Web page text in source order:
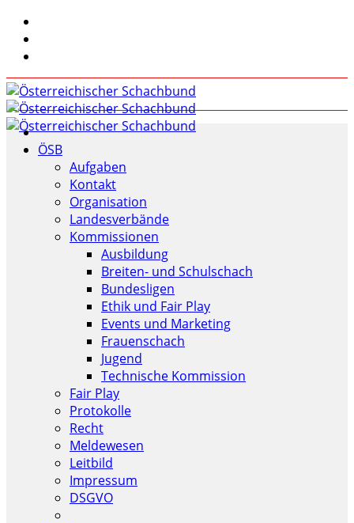
ÖSB
Aufgaben
Kontakt
Organisation
Landesverbände
Kommissionen
Ausbildung
Breiten- und Schulschach
Bundesligen
Ethik und Fair Play
Events und Marketing
Frauenschach
Jugend
Technische Kommission
Fair Play
Protokolle
Recht
Meldewesen
Leitbild
Impressum
DSGVO